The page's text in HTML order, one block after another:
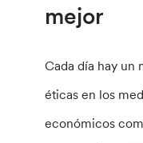
mejor
Cada día hay un
éticas en los
económicos